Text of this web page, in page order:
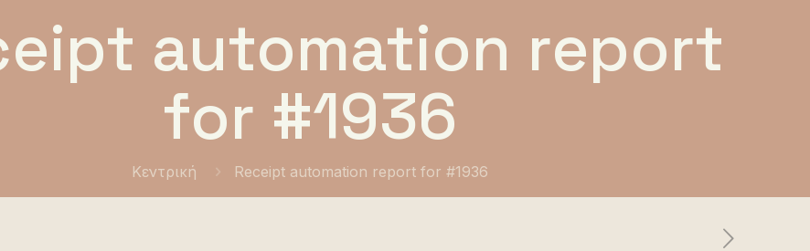
automation report
for #1936
Κεντρική Receipt automation report for #1936